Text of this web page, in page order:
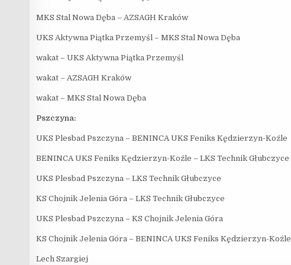
MKS Stal Nowa Dęba – AZSAGH Kraków
UKS Aktywna Piątka Przemyśl – MKS Stal Nowa Dęba
wakat – UKS Aktywna Piątka Przemyśl
wakat – AZSAGH Kraków
wakat – MKS Stal Nowa Dęba
Pszczyna:
UKS Plesbad Pszczyna – BENINCA UKS Feniks Kędzierzyn-Koźle
BENINCA UKS Feniks Kędzierzyn-Koźle – LKS Technik Głubczyce
UKS Plesbad Pszczyna – LKS Technik Głubczyce
KS Chojnik Jelenia Góra – LKS Technik Głubczyce
UKS Plesbad Pszczyna – KS Chojnik Jelenia Góra
KS Chojnik Jelenia Góra – BENINCA UKS Feniks Kędzierzyn-Koźle
Lech Szargiej